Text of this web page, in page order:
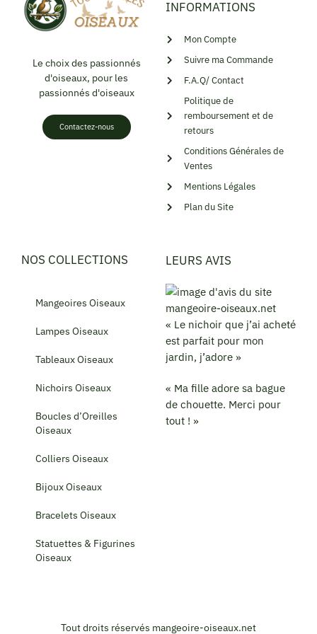
Le choix des passionnés
d'oiseaux, pour les
passionnés d'oiseaux
Contactez-nous
INFORMATIONS
Mon Compte
Suivre ma Commande
F.A.Q/ Contact
Politique de
remboursement et de
retours
Conditions Générales de
Ventes
Mentions Légales
Plan du Site
NOS COLLECTIONS
Mangeoires Oiseaux
Lampes Oiseaux
Tableaux Oiseaux
Nichoirs Oiseaux
Boucles d’Oreilles
Oiseaux
Colliers Oiseaux
Bijoux Oiseaux
Bracelets Oiseaux
Statuettes & Figurines
Oiseaux
LEURS AVIS
« Le nichoir que j’ai acheté
est parfait pour mon
jardin, j’adore »
« Ma fille adore sa bague
de chouette. Merci pour
tout ! »
Tout droits réservés mangeoire-oiseaux.net